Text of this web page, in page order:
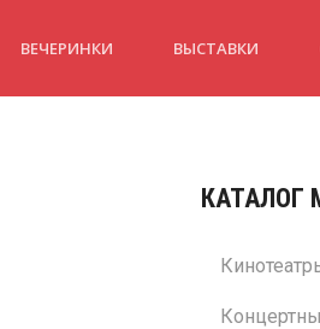
ВЕЧЕРИНКИ ВЫСТАВКИ
КАТАЛОГ